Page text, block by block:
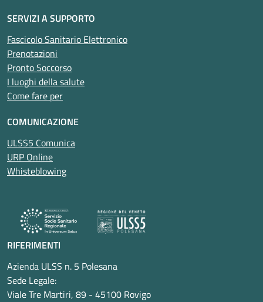
SERVIZI A SUPPORTO
Fascicolo Sanitario Elettronico
Prenotazioni
Pronto Soccorso
I luoghi della salute
Come fare per
COMUNICAZIONE
ULSS5 Comunica
URP Online
Whisteblowing
RIFERIMENTI
Azienda ULSS n. 5 Polesana
Sede Legale:
Viale Tre Martiri, 89 - 45100 Rovigo